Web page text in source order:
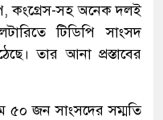
কংগ্রেস-সহ অনেক দলই
টিডিপি সাংসদ
তার আনা প্রস্তাবের
৫০ জন সাংসদের সম্মতি